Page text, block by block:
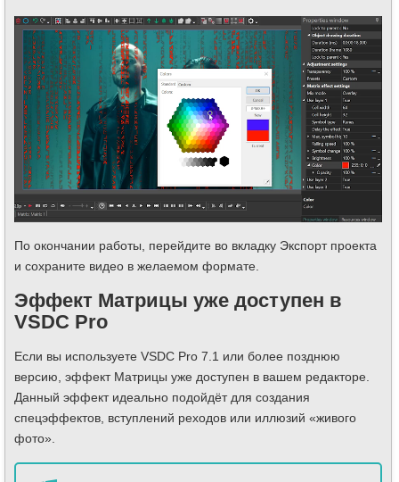
По окончании работы, перейдите во вкладку Экспорт проекта
и сохраните видео в желаемом формате.
Эффект Матрицы уже доступен в
VSDC Pro
Если вы используете VSDC Pro 7.1 или более позднюю
версию, эффект Матрицы уже доступен в вашем редакторе.
Данный эффект идеально подойдёт для создания
спецэффектов, вступлений реходов или иллюзий «живого
фото».